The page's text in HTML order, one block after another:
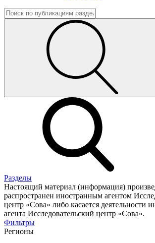
Разделы
Настоящий материал (информация)
распространен иностранным агентом
центр «Сова» либо касается деятельности
агента Исследовательский центр «Сова».
Фильтры
Регионы